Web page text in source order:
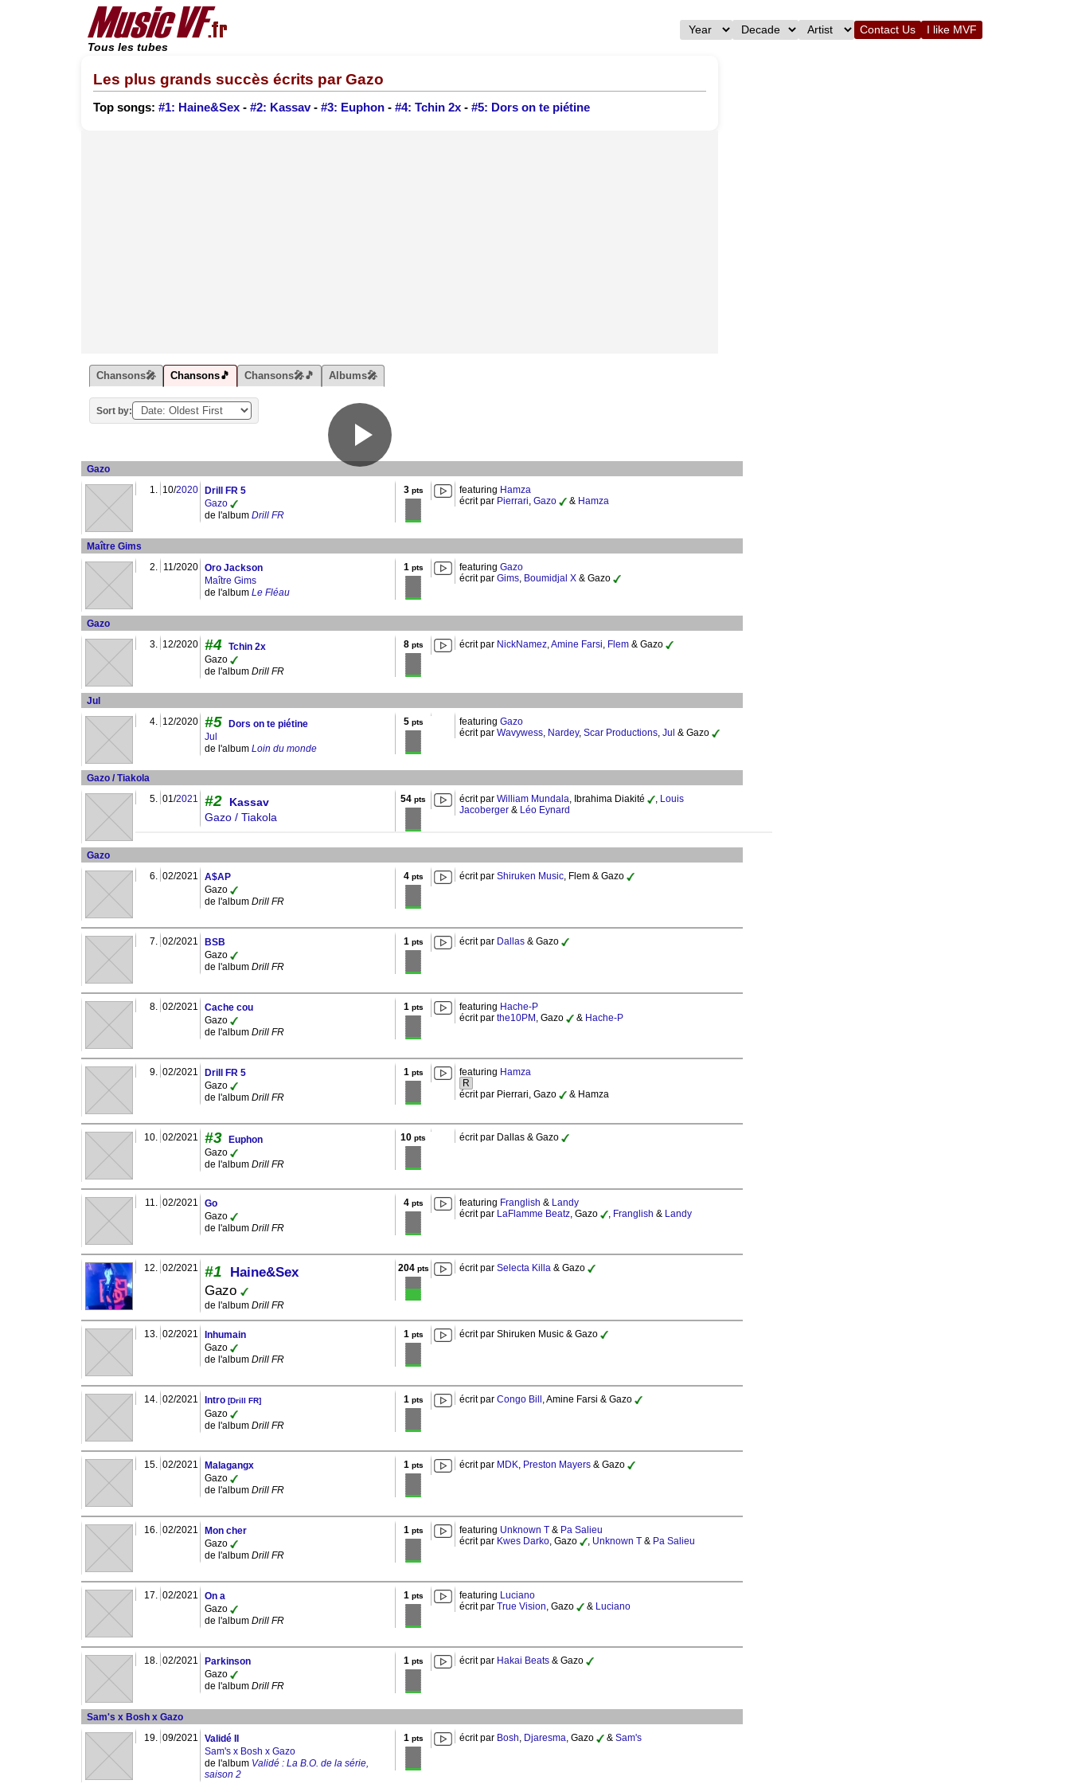
Tous les tubes
Contact Us I like MVF
Les plus grands succès écrits par Gazo
Top songs: #1: Haine&Sex - #2: Kassav- #3: Euphon - #4: Tchin 2x - #5: Dors on te piétine
Chansons🎤 Chansons🎵 Chansons🎤🎵 Albums🎤
Sort by:
Gazo
1. 10/2020
Drill FR 5
Gazo
de l'album Drill FR
3pts featuring Hamza
écrit par Pierrari, Gazo & Hamza
Maître Gims
2. 11/2020
Oro Jackson
Maître Gims
de l'album Le Fléau
1 pts featuring Gazo
écrit par Gims, Boumidjal X & Gazo
Gazo
3. 12/2020 #4 Tchin 2x
Gazo
de l'album Drill FR
8pts écrit par NickNamez,Amine Farsi, Flem & Gazo
Jul
4. 12/2020 #5
Dors on te piétine
Jul
de l'album Loin du monde
5pts featuring Gazo
écrit par Wavywess, Nardey, Scar Productions, Jul & Gazo
Gazo / Tiakola
5. 01/2021 #2
Kassav
Gazo / Tiakola
54 pts écrit par William Mundala, Ibrahima Diakité , Louis
Jacoberger & Léo Eynard
Gazo
6. 02/2021
A$AP
Gazo
de l'album Drill FR
4pts écrit par Shiruken Music, Flem & Gazo
7. 02/2021
BSB
Gazo
de l'album Drill FR
1 pts écrit par Dallas & Gazo
8. 02/2021
Cache cou
Gazo
de l'album Drill FR
1 pts featuring Hache-P
écrit par the10PM , Gazo & Hache-P
9. 02/2021
Drill FR 5
Gazo
de l'album Drill FR
1 pts featuring Hamza
R
écrit par Pierrari, Gazo
& Hamza
10. 02/2021 #3
Euphon
Gazo
de l'album Drill FR
10 pts écrit par Dallas & Gazo
11. 02/2021
Go
Gazo
de l'album Drill FR
4pts featuring Franglish & Landy
écrit par LaFlamme Beatz, Gazo , Franglish & Landy
12. 02/2021 #1
Haine&Sex
Gazo
de l'album Drill FR
204pts écrit par Selecta Killa & Gazo
13. 02/2021
Inhumain
Gazo
de l'album Drill FR
1 pts écrit par Shiruken Music & Gazo
14. 02/2021 Intro [Drill FR]
Gazo
de l'album Drill FR
1 pts écrit par Congo Bill , Amine Farsi & Gazo
15. 02/2021
Malagangx
Gazo
de l'album Drill FR
1 pts écrit par MDK, Preston Mayers & Gazo
16. 02/2021
Mon cher
Gazo
de l'album Drill FR
1 pts featuring Unknown T & Pa Salieu
écrit par Kwes Darko, Gazo , Unknown T & Pa Salieu
17. 02/2021
On a
Gazo
de l'album Drill FR
1 pts featuring Luciano
écrit par True Vision, Gazo & Luciano
18. 02/2021
Parkinson
Gazo
de l'album Drill FR
1 pts écrit par Hakai Beats & Gazo
Sam's x Bosh x Gazo
19. 09/2021
Validé II
Sam's x Bosh x Gazo
de l'album Validé : La B.O. de la série,
saison 2
1 pts écrit par Bosh, Djaresma, Gazo & Sam's